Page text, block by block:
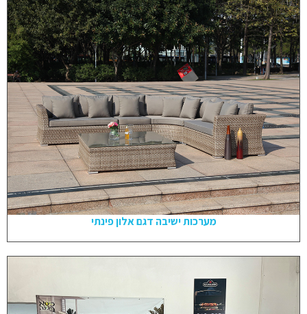
מערכות ישיבה דגם אלון פינתי